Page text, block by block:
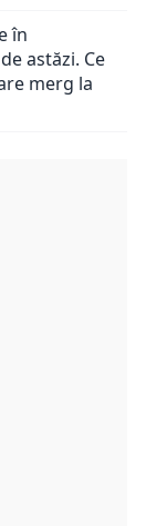
în
astăzi. Ce
merg la